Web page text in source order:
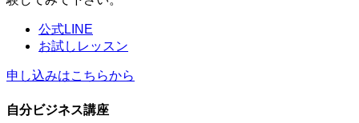
公式LINE
お試しレッスン
申し込みはこちらから
自分ビジネス講座